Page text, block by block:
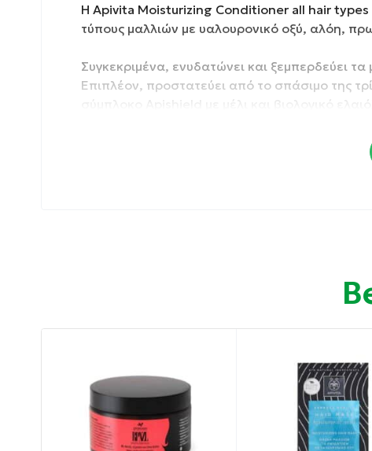
Η Apivita Moisturizing Conditioner all hair types
τύπους μαλλιών με υαλουρονικό οξύ, αλόη,
Συγκεκριμένα, ενυδατώνει και ξεμπερδεύει
Επιπλέον, προστατεύει από το σπάσιμο της
Προλαμβάνει το σπάσιμο και την ψαλίδα,
Αφήνει τα μαλλιά απαλά, δυνατά και όμορφα
Οδηγίες χρήσης:
Μετά το λούσιμο, εφαρμόστε στα μήκη και τις